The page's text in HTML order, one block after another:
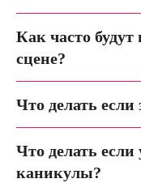
Как часто
сцене?
Что делать если
Что делать
каникулы?